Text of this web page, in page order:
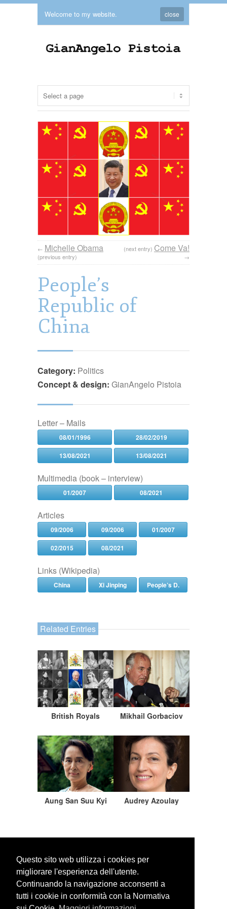
Welcome to my website. close
← Michelle Obama
(previous entry)
(next entry) Come Va!
→
People’s
Republic of
China
Category: Politics
Concept & design: GianAngelo Pistoia
Letter – Mails
08/01/1996
28/02/2019
13/08/2021
13/08/2021
Multimedia (book – interview)
01/2007 08/2021
Articles
09/2006 09/2006
01/2007
02/2015
08/2021
Links (Wikipedia)
China Xi Jinping People’s D.
Related Entries
British Royals Mikhail Gorbaciov
Aung San Suu Kyi Audrey Azoulay
Questo sito web utilizza i cookies per
migliorare l'esperienza dell'utente.
Continuando la navigazione acconsenti a
tutti i cookie in conformità con la Normativa